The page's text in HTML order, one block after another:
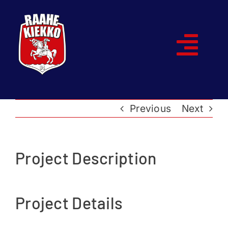
content
Joukkueet
Ottelut
Historia
Previous Next
Project Description
Project Details